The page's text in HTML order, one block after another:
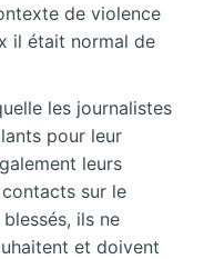
de violence
il était normal de
les journalistes
pour leur
leurs
sur le
ils ne
et doivent